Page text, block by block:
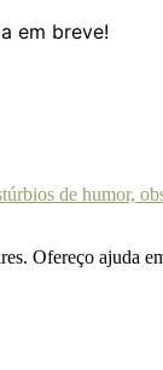
em breve!
Ofereço ajuda